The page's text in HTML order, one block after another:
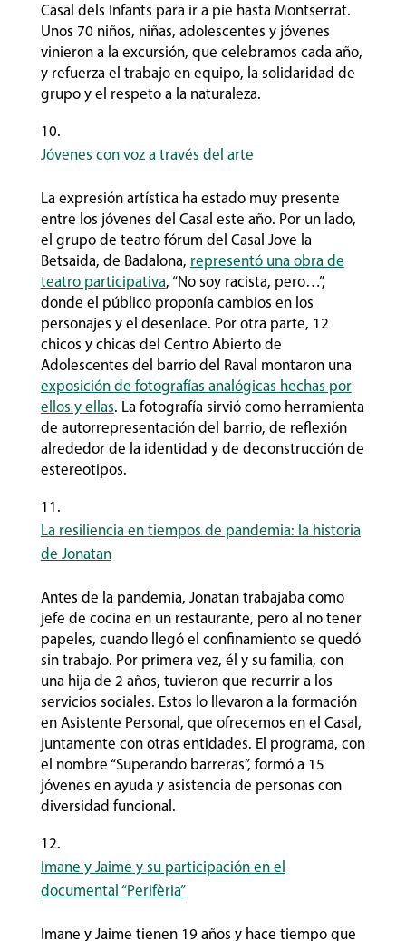
Casal dels Infants para ir a pie hasta Montserrat.
Unos 70 niños, niñas, adolescentes y jóvenes
vinieron a la excursión, que celebramos cada año,
y refuerza el trabajo en equipo, la solidaridad de
grupo y el respeto a la naturaleza.
Jóvenes con voz a través del arte
La expresión artística ha estado muy presente
entre los jóvenes del Casal este año. Por un lado,
el grupo de teatro fórum del Casal Jove la
Betsaida, de Badalona, representó una obra de
teatro participativa, “No soy racista, pero…”,
donde el público proponía cambios en los
personajes y el desenlace. Por otra parte, 12
chicos y chicas del Centro Abierto de
Adolescentes del barrio del Raval montaron una
exposición de fotografías analógicas hechas por
ellos y ellas. La fotografía sirvió como herramienta
de autorrepresentación del barrio, de reflexión
alrededor de la identidad y de deconstrucción de
estereotipos.
La resiliencia en tiempos de pandemia: la historia
de Jonatan
Antes de la pandemia, Jonatan trabajaba como
jefe de cocina en un restaurante, pero al no tener
papeles, cuando llegó el confinamiento se quedó
sin trabajo. Por primera vez, él y su familia, con
una hija de 2 años, tuvieron que recurrir a los
servicios sociales. Estos lo llevaron a la formación
en Asistente Personal, que ofrecemos en el Casal,
juntamente con otras entidades. El programa, con
el nombre “Superando barreras”, formó a 15
jóvenes en ayuda y asistencia de personas con
diversidad funcional.
Imane y Jaime y su participación en el
documental “Perifèria”
Imane y Jaime tienen 19 años y hace tiempo que